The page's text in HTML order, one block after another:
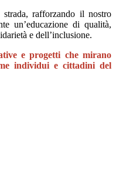
rafforzando il nostro
un’educazione di qualità,
e dell’inclusione.
e progetti che mirano
individui e cittadini del